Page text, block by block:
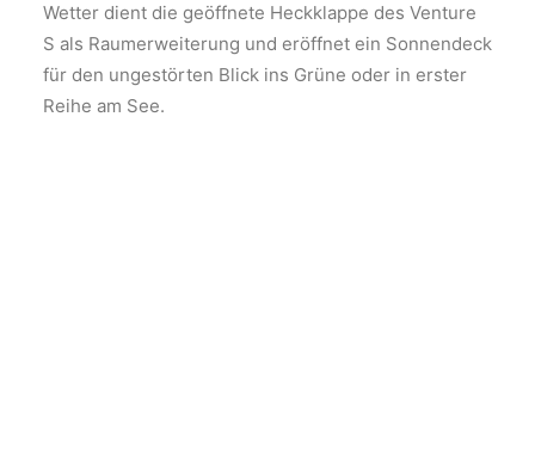
Wetter dient die geöffnete Heckklappe des Venture
S als Raumerweiterung und eröffnet ein Sonnendeck
für den ungestörten Blick ins Grüne oder in erster
Reihe am See.